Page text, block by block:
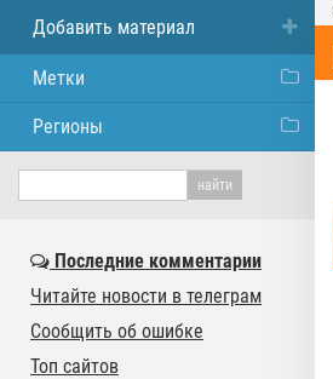
Добавить материал
Метки
Регионы
Последние комментарии
Читайте новости в телеграм
Сообщить об ошибке
Топ сайтов